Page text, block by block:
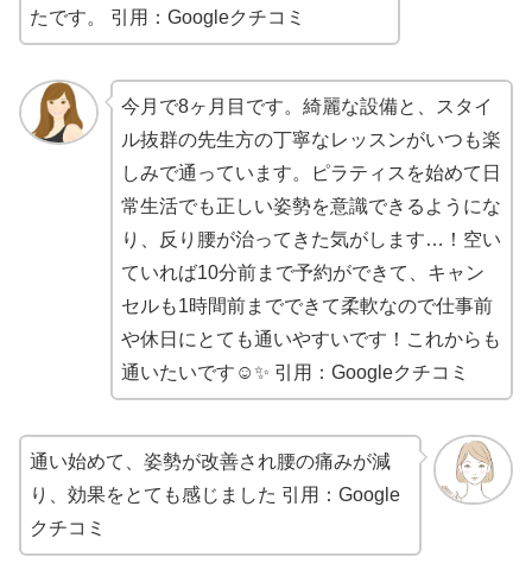
たです。 引用：Googleクチコミ
今月で8ヶ月目です。綺麗な設備と、スタイ
ル抜群の先生方の丁寧なレッスンがいつも楽
しみで通っています。ピラティスを始めて日
常生活でも正しい姿勢を意識できるようにな
り、反り腰が治ってきた気がします…！空い
ていれば10分前まで予約ができて、キャン
セルも1時間前までできて柔軟なので仕事前
や休日にとても通いやすいです！これからも
通いたいです☺️✨ 引用：Googleクチコミ
通い始めて、姿勢が改善され腰の痛みが減
り、効果をとても感じました 引用：Google
クチコミ